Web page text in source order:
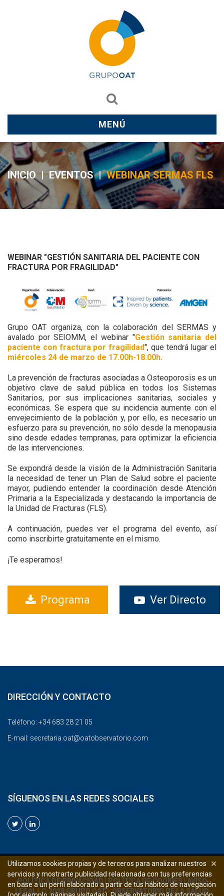
MENÚ
INICIO | EVENTOS | WEBINAR SERMAS FLS
WEBINAR "GESTIÓN SANITARIA DEL PACIENTE CON
FRACTURA POR FRAGILIDAD"
Grupo OAT organiza, con la colaboración del SERMAS y
avalado por SEIOMM, el webinar "Gestión sanitaria del
paciente con fractura por fragilidad", que tendrá lugar el
miércoles 24 de marzo de 17.00h-18.00h.
La prevención de fracturas asociadas a Osteoporosis es un
objetivo clave de salud pública en todos los Sistemas
Sanitarios, por sus implicaciones sanitarias, sociales y
económicas. Se espera que su incidencia aumente con el
envejecimiento de la población y, por ello, es necesario un
esfuerzo para su prevención, no sólo desde la menopausia
sino desde edades tempranas, para optimizar la eficiencia
de las intervenciones.
Se expondrá desde la visión de la Administración Sanitaria
la necesidad de tener un Plan de Salud sobre el paciente
mayor, pudiendo entender la coordinación desde Atención
Primaria a la Especializada y destacando la importancia de
la Unidad de Fracturas (FLS).
A continuación, puedes ver el programa del evento, así
como inscribirte gratuitamente en el mismo.
¡Te esperamos!
Programa Ver Directo
DIRECCIÓN Y CONTACTO
Teléfono: +34 683 28 21 05
E-mail: secretaria.oat@oatobservatorio.com
SÍGUENOS EN LAS REDES SOCIALES
POLÍTICA DE PRIVACIDAD POLÍTICA DE COOKIES
AVISO
LEGAL | © 2018 GRUPO OAT - OBSERVATORIO DE LA SALUD
×
Utilizamos cookies propias y de terceros para analizar nuestros
servicios y mostrarte publicidad relacionada con tus preferencias
en base a un perfil elaborado a partir de tus hábitos de navegación